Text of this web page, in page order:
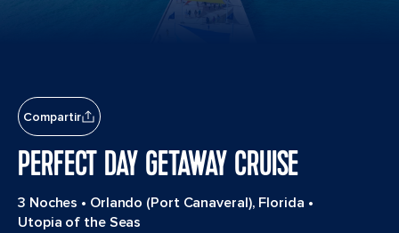
Compartir
PERFECT DAY GETAWAY CRUISE
3 Noches • Orlando (Port Canaveral), Florida •
Utopia of the Seas